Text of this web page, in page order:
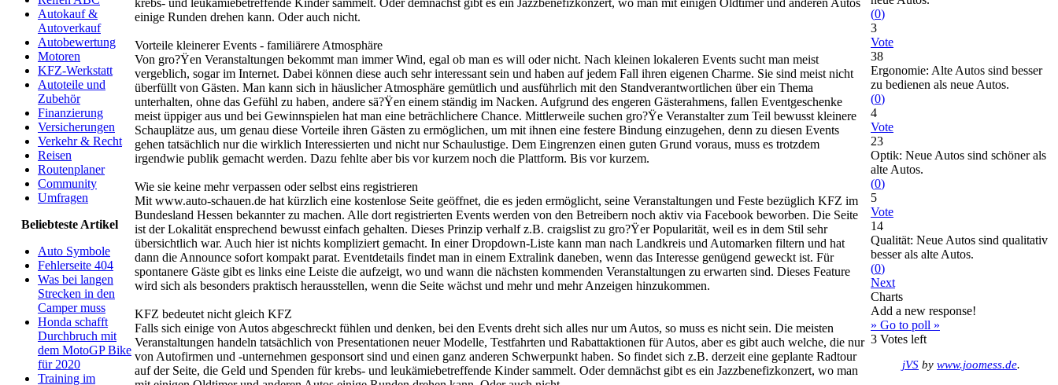
Autokauf &
Autoverkauf
Autobewertung
Motoren
KFZ-Werkstatt
Autoteile und
Zubehör
Finanzierung
Versicherungen
Verkehr & Recht
Reisen
Routenplaner
Community
Umfragen
Beliebteste Artikel
Auto Symbole
Fehlerseite 404
Was bei langen
Strecken in den
Camper muss
Honda schafft
Durchbruch mit
dem MotoGP Bike
für 2020
Training im
einige Runden drehen kann. Oder auch nicht.
Vorteile kleinerer Events - familiärere Atmosphäre
Von gro?Ÿen Veranstaltungen bekommt man immer Wind, egal ob man es will oder nicht. Nach kleinen lokaleren Events sucht man meist
vergeblich, sogar im Internet. Dabei können diese auch sehr interessant sein und haben auf jedem Fall ihren eigenen Charme. Sie sind meist nicht
überfüllt von Gästen. Man kann sich in häuslicher Atmosphäre gemütlich und ausführlich mit den Standverantwortlichen über ein Thema
unterhalten, ohne das Gefühl zu haben, andere sä?Ÿen einem ständig im Nacken. Aufgrund des engeren Gästerahmens, fallen Eventgeschenke
meist üppiger aus und bei Gewinnspielen hat man eine beträchlichere Chance. Mittlerweile suchen gro?Ÿe Veranstalter zum Teil bewusst kleinere
Schauplätze aus, um genau diese Vorteile ihren Gästen zu ermöglichen, um mit ihnen eine festere Bindung einzugehen, denn zu diesen Events
gehen tatsächlich nur die wirklich Interessierten und nicht nur Schaulustige. Dem Eingrenzen einen guten Grund voraus, muss es trotzdem
irgendwie publik gemacht werden. Dazu fehlte aber bis vor kurzem noch die Plattform. Bis vor kurzem.
Wie sie keine mehr verpassen oder selbst eins registrieren
Mit www.auto-schauen.de hat kürzlich eine kostenlose Seite geöffnet, die es jeden ermöglicht, seine Veranstaltungen und Feste bezüglich KFZ im
Bundesland Hessen bekannter zu machen. Alle dort registrierten Events werden von den Betreibern noch aktiv via Facebook beworben. Die Seite
ist der Lokalität ensprechend bewusst einfach gehalten. Dieses Prinzip verhalf z.B. craigslist zu gro?Ÿer Popularität, weil es in dem Stil sehr
übersichtlich war. Auch hier ist nichts kompliziert gemacht. In einer Dropdown-Liste kann man nach Landkreis und Automarken filtern und hat
dann die Announce sofort kompakt parat. Eventdetails findet man in einem Extralink daneben, wenn das Interesse genügend geweckt ist. Für
spontanere Gäste gibt es links eine Leiste die aufzeigt, wo und wann die nächsten kommenden Veranstaltungen zu erwarten sind. Dieses Feature
wird sich als besonders praktisch herausstellen, wenn die Seite wächst und mehr und mehr Anzeigen hinzukommen.
KFZ bedeutet nicht gleich KFZ
Falls sich einige von Autos abgeschreckt fühlen und denken, bei den Events dreht sich alles nur um Autos, so muss es nicht sein. Die meisten
Veranstaltungen handeln tatsächlich von Presentationen neuer Modelle, Testfahrten und Rabattaktionen für Autos, aber es gibt auch welche, die nur
von Autofirmen und -unternehmen gesponsort sind und einen ganz anderen Schwerpunkt haben. So findet sich z.B. derzeit eine geplante Radtour
auf der Seite, die Geld und Spenden für krebs- und leukämiebetreffende Kinder sammelt. Oder demnächst gibt es ein Jazzbenefizkonzert, wo man
(0)
3
Vote
38
Ergonomie: Alte Autos sind besser
zu bedienen als neue Autos.
(0)
4
Vote
23
Optik: Neue Autos sind schöner als
alte Autos.
(0)
5
Vote
14
Qualität: Neue Autos sind qualitativ
besser als alte Autos.
(0)
Next
Charts
Add a new response!
» Go to poll »
3 Votes left
jVS by www.joomess.de.